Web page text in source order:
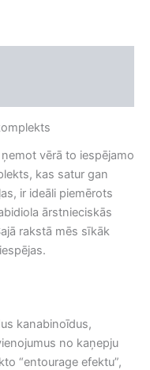
vērā to iespējamo
kas satur gan
ir ideāli piemērots
ārstnieciskās
rakstā mēs sīkāk
kanabinoīdus,
no kaņepju
“entourage efektu”,